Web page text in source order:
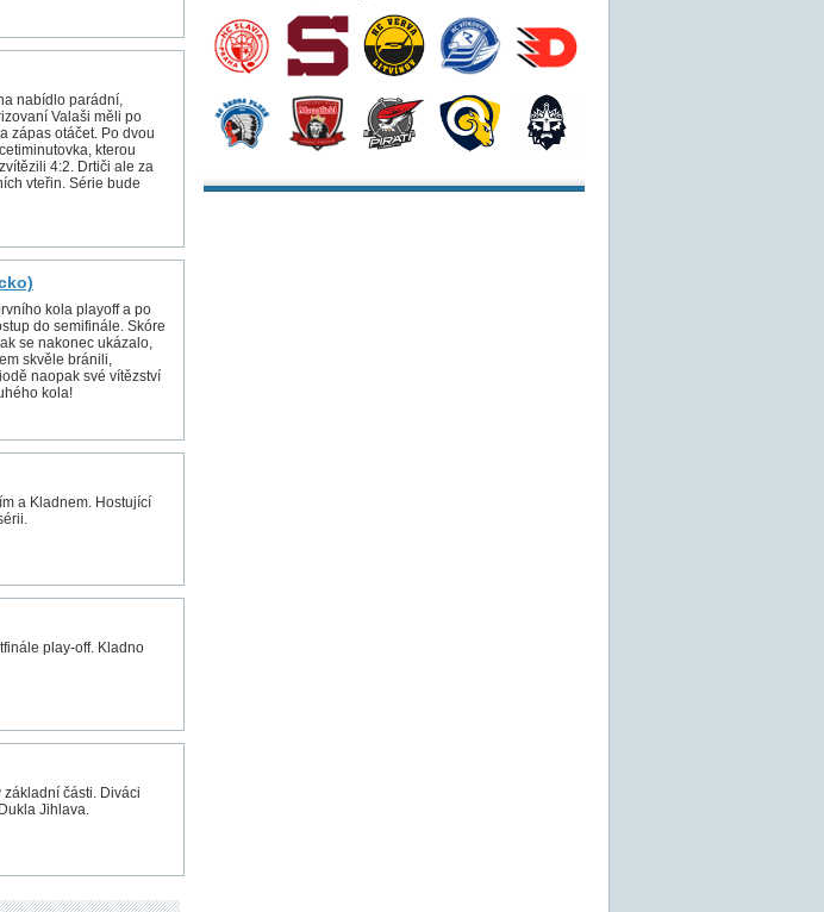
nabídlo parádní,
Valaši měli po
zápas otáčet. Po dvou
kterou
4:2. Drtiči ale za
vteřin. Série bude
kola playoff a po
do semifinále. Skóre
se nakonec ukázalo,
skvěle bránili,
naopak své vítězství
kola!
a Kladnem. Hostující
play-off. Kladno
části. Diváci
Jihlava.